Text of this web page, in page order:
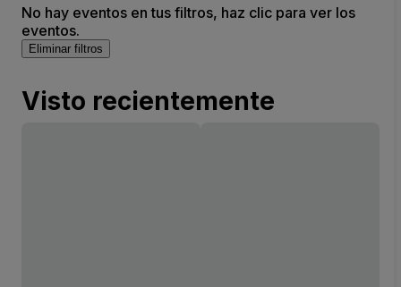
No hay eventos en tus filtros, haz clic para ver los
eventos.
Eliminar filtros
Visto recientemente